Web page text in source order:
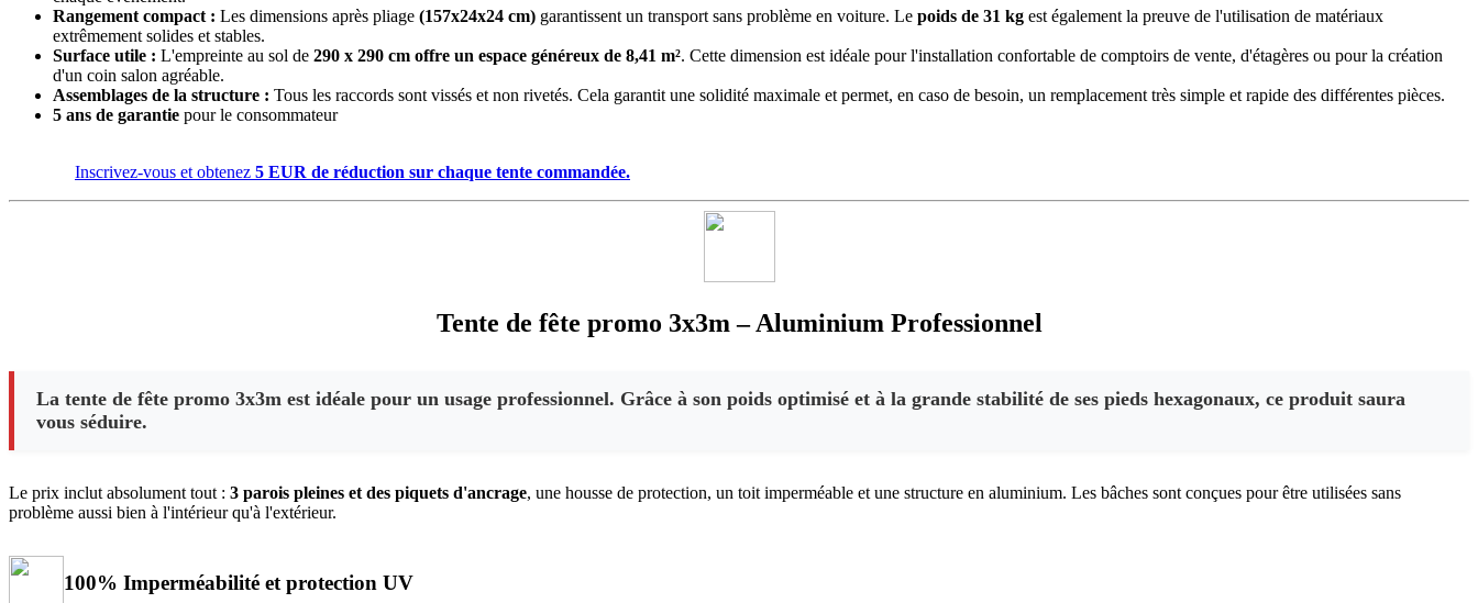
Rangement compact : Les dimensions après pliage (157x24x24 cm) garantissent un transport sans problème en voiture. Le poids de 31 kg est également la preuve de l'utilisation de matériaux
extrêmement solides et stables.
Surface utile : L'empreinte au sol de 290 x 290 cm offre un espace généreux de 8,41 m². Cette dimension est idéale pour l'installation confortable de comptoirs de vente, d'étagères ou pour la création
d'un coin salon agréable.
Assemblages de la structure : Tous les raccords sont vissés et non rivetés. Cela garantit une solidité maximale et permet, en caso de besoin, un remplacement très simple et rapide des différentes pièces.
5 ans de garantie pour le consommateur
Inscrivez-vous et obtenez 5 EUR de réduction sur chaque tente commandée.
Tente de fête promo 3x3m – Aluminium Professionnel
La tente de fête promo 3x3m est idéale pour un usage professionnel. Grâce à son poids optimisé et à la grande stabilité de ses pieds hexagonaux, ce produit saura
vous séduire.
Le prix inclut absolument tout : 3 parois pleines et des piquets d'ancrage, une housse de protection, un toit imperméable et une structure en aluminium. Les bâches sont conçues pour être utilisées sans
problème aussi bien à l'intérieur qu'à l'extérieur.
100% Imperméabilité et protection UV